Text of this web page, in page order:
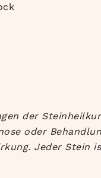
der
oder
Jeder Stein